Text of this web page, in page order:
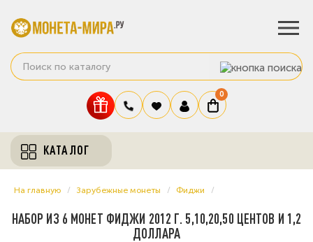
0
КАТАЛОГ
На главную Зарубежные монеты Фиджи
НАБОР ИЗ 6 МОНЕТ ФИДЖИ 2012 Г. 5,10,20,50 ЦЕНТОВ И 1,2
ДОЛЛАРА